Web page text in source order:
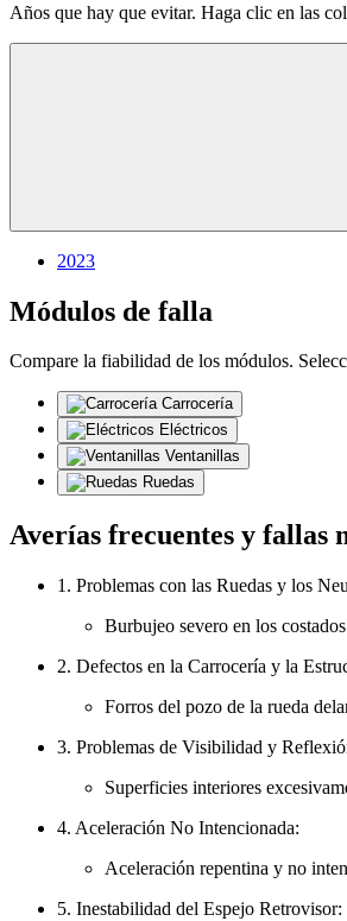
Años que hay que evitar. Haga clic en las
2023
Módulos de falla
Compare la fiabilidad de los módulos.
Carrocería
Eléctricos
Ventanillas
Ruedas
Averías frecuentes y fallas
1. Problemas con las Ruedas y los
Burbujeo severo en los
2. Defectos en la Carrocería y la
Forros del pozo de la rueda
3. Problemas de Visibilidad y
Superficies interiores
4. Aceleración No Intencionada:
Aceleración repentina y no
5. Inestabilidad del Espejo Retrovisor: